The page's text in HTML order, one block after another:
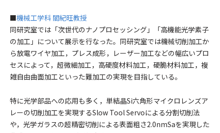
■機械工学科 閻紀旺教授
同研究室では「次世代のナノプロセッシング」「高機能光学素子
の加工」について展示を行なった。同研究室では機械切削加工か
ら放電ワイヤ加工，プレス成形，レーザー加工などの幅広いプロ
セスによって，超微細加工，高硬度材料加工，硬脆材料加工，複
雑自由曲面加工といった難加工の実現を目指している。
特に光学部品への応用も多く，単結晶Si六角形マイクロレンズア
レーの切削加工を実現するSlow Tool Servoによる分割切削法
や，光学ガラスの超精密切削による表面粗さ2.0nmSaを実現した